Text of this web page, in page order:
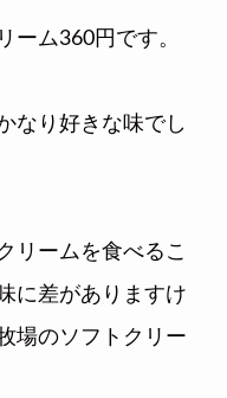
ーム360円です。
なり好きな味でし
リームを食べるこ
に差がありますけ
場のソフトクリー